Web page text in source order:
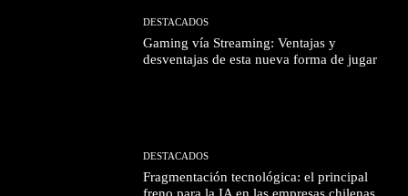
DESTACADOS
Gaming vía Streaming: Ventajas y
desventajas de esta nueva forma de jugar
DESTACADOS
Fragmentación tecnológica: el principal
freno para la IA en las empresas chilenas